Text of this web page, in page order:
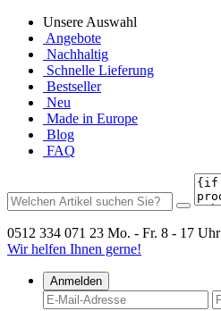
Unsere Auswahl
Angebote
Nachhaltig
Schnelle Lieferung
Bestseller
Neu
Made in Europe
Blog
FAQ
0512 334 071 23 Mo. - Fr. 8 - 17 Uhr
Wir helfen Ihnen gerne!
Anmelden